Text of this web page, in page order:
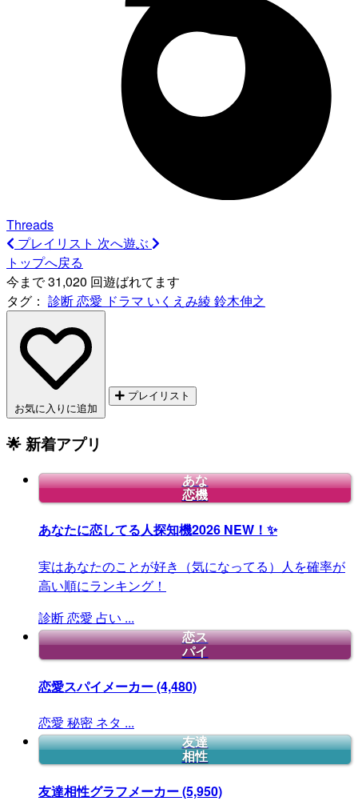
Threads
プレイリスト 次へ遊ぶ
トップへ戻る
今まで 31,020 回遊ばれてます
タグ： 診断恋愛 ドラマ いくえみ綾 鈴木伸之
お気に入りに追加
プレイリスト
🌟 新着アプリ
あな
恋機
あなたに恋してる人探知機2026 NEW！✨
実はあなたのことが好き（気になってる）人を確率が
高い順にランキング！
診断恋愛 占い ...
恋ス
パイ
恋愛スパイメーカー(4,480)
恋愛 秘密 ネタ ...
友達
相性
友達相性グラフメーカー(5,950)